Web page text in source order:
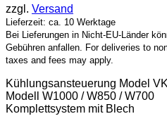
zzgl. Versand
Lieferzeit: ca. 10 Werktage
Bei Lieferungen in Nicht-EU-Länder
Gebühren anfallen. For deliveries to
taxes and fees may apply.
Kühlungsansteuerung Model
Modell W1000 / W850 / W700
Komplettsystem mit Blech